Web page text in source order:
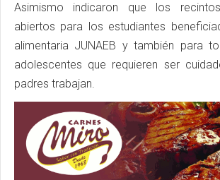
Asimismo indicaron que los
abiertos para los estudiantes
alimentaria JUNAEB y también para
adolescentes que requieren ser
padres trabajan.